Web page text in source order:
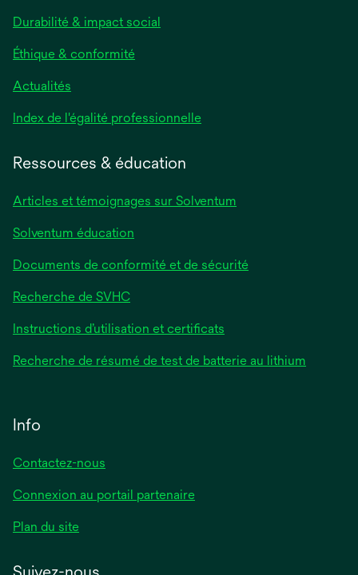
Durabilité & impact social
Éthique & conformité
Actualités
Index de l'égalité professionnelles’ouvre
onglet
Ressources & éducation
Articles et témoignages sur Solventum
Solventum éducation
Documents de conformité et de sécurité
Recherche de SVHC
Instructions d’utilisation et certificats
Recherche de résumé de test de batterie au lithium
Info
Contactez-nous
Connexion au portail partenaire
Plan du site